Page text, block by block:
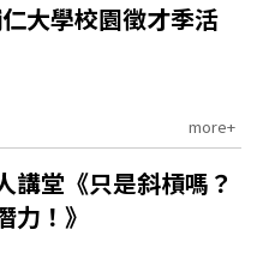
大學校園徵才季活
more+
講堂《只是斜槓嗎？
力！》